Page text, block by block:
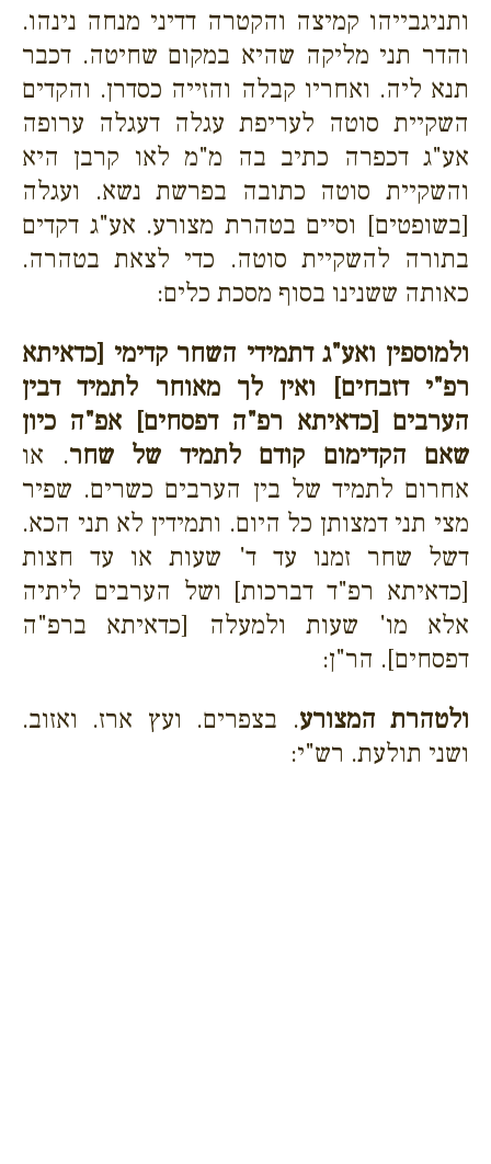
ותניגבייהו קמיצה והקטרה דדיני מנחה נינהו.
והדר תני מליקה שהיא במקום שחיטה. דכבר
תנא ליה. ואחריו קבלה והזייה כסדרן. והקדים
השקיית סוטה לעריפת עגלה דעגלה ערופה
אע"ג דכפרה כתיב בה מ"מ לאו קרבן היא
והשקיית סוטה כתובה בפרשת נשא. ועגלה
[בשופטים] וסיים בטהרת מצורע. אע"ג דקדים
בתורה להשקיית סוטה. כדי לצאת בטהרה.
כאותה ששנינו בסוף מסכת כלים:
ולמוספין ואע"ג דתמידי השחר קדימי [כדאיתא
רפ"י דזבחים] ואין לך מאוחר לתמיד דבין
הערבים [כדאיתא רפ"ה דפסחים] אפ"ה כיון
שאם הקדימום קודם לתמיד של שחר. או
אחרום לתמיד של בין הערבים כשרים. שפיר
מצי תני דמצותן כל היום. ותמידין לא תני הכא.
דשל שחר זמנו עד ד' שעות או עד חצות
[כדאיתא רפ"ד דברכות] ושל הערבים ליתיה
אלא מו' שעות ולמעלה [כדאיתא ברפ"ה
דפסחים]. הר"ן:
ולטהרת המצורע. בצפרים. ועץ ארז. ואזוב.
ושני תולעת. רש"י: